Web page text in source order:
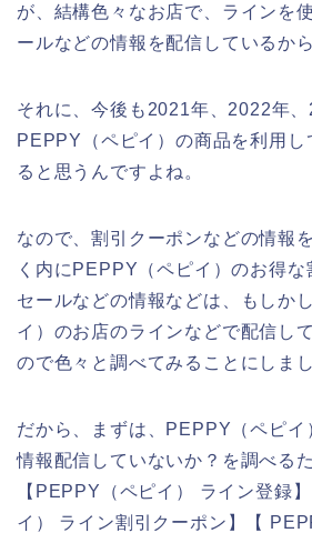
が、結構色々なお店で、ラインを
ールなどの情報を配信しているから
それに、今後も2021年、2022年
PEPPY（ペピイ）の商品を利用し
ると思うんですよね。
なので、割引クーポンなどの情報
く内にPEPPY（ペピイ）のお得な
セールなどの情報などは、もしか
イ）のお店のラインなどで配信し
ので色々と調べてみることにしまし
だから、まずは、PEPPY（ペピイ
情報配信していないか？を調べるた
【PEPPY（ペピイ） ライン登録
イ） ライン割引クーポン】【